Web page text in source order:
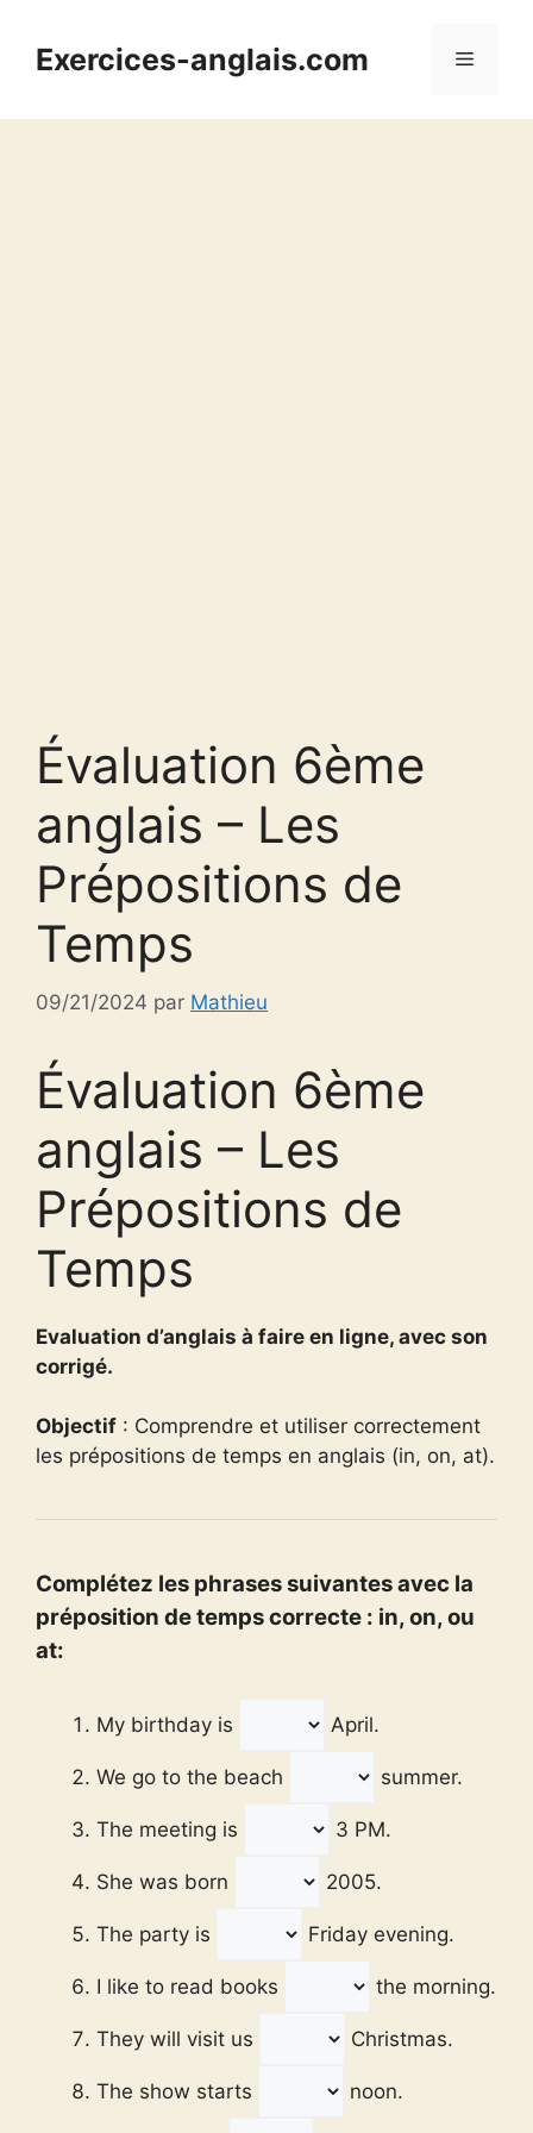
contenuExercices-anglais.com Menu
Évaluation 6ème
anglais – Les
Prépositions de
Temps
09/21/2024 par Mathieu
Évaluation 6ème
anglais – Les
Prépositions de
Temps
Evaluation d’anglais à faire en ligne, avec son
corrigé.
Objectif : Comprendre et utiliser correctement
les prépositions de temps en anglais (in, on, at).
Complétez les phrases suivantes avec la
préposition de temps correcte : in, on, ou
at:
My birthday is April.
We go to the beach summer.
The meeting is 3 PM.
She was born 2005.
The party is Friday evening.
I like to read books the morning.
They will visit us Christmas.
The show starts noon.